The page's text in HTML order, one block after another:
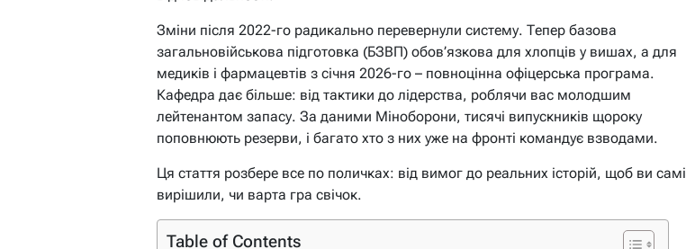
Зміни після 2022-го радикально перевернули систему. Тепер базова
загальновійськова підготовка (БЗВП) обов’язкова для хлопців у вишах, а для
медиків і фармацевтів з січня 2026-го – повноцінна офіцерська програма.
Кафедра дає більше: від тактики до лідерства, роблячи вас молодшим
лейтенантом запасу. За даними Міноборони, тисячі випускників щороку
поповнюють резерви, і багато хто з них уже на фронті командує взводами.
Ця стаття розбере все по поличках: від вимог до реальних історій, щоб ви самі
вирішили, чи варта гра свічок.
Table of Contents